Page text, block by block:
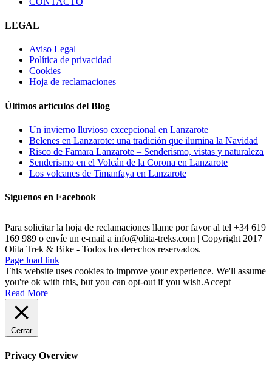
LEGAL
Aviso Legal
Política de privacidad
Cookies
Hoja de reclamaciones
Últimos artículos del Blog
Un invierno lluvioso excepcional en Lanzarote
Belenes en Lanzarote: una tradición que ilumina la Navidad
Risco de Famara Lanzarote – Senderismo, vistas y naturaleza
Senderismo en el Volcán de la Corona en Lanzarote
Los volcanes de Timanfaya en Lanzarote
Síguenos en Facebook
Para solicitar la hoja de reclamaciones llame por favor al tel +34 619
169 989 o envíe un e-mail a info@olita-treks.com | Copyright 2017
Olita Trek & Bike - Todos los derechos reservados.
Page load link
This website uses cookies to improve your experience. We'll assume
you're ok with this, but you can opt-out if you wish.Accept
Read More
Cerrar
Privacy Overview